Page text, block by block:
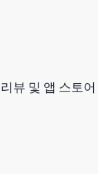
뷰 및 앱 스토어